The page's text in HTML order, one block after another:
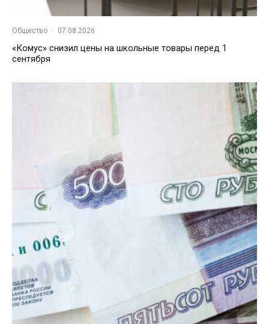
Общество · 07.08.2026
«Комус» снизил цены на школьные товары перед 1
сентября